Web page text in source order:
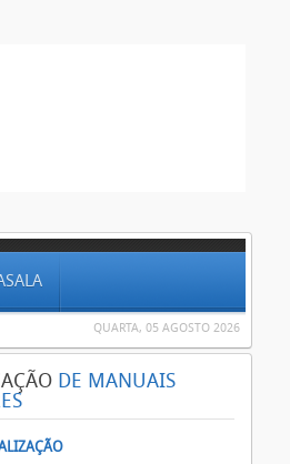
QUARTA, 05 AGOSTO 2026
DE MANUAIS